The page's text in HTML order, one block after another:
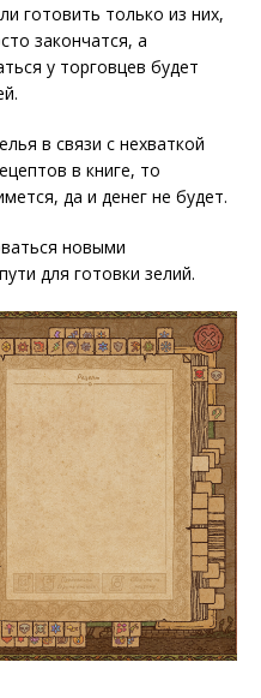
готовить только из них,
закончатся, а
у торговцев будет
в связи с нехваткой
в книге, то
да и денег не будет.
новыми
для готовки зелий.